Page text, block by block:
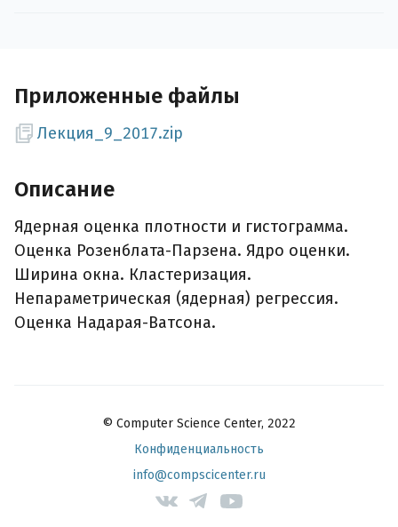
Приложенные файлы
Лекция_9_2017.zip
Описание
Ядерная оценка плотности и гистограмма.
Оценка Розенблата-Парзена. Ядро оценки.
Ширина окна. Кластеризация.
Непараметрическая (ядерная) регрессия.
Оценка Надарая-Ватсона.
© Computer Science Center, 2022
Конфиденциальность
info@compscicenter.ru